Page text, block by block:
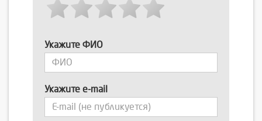
Укажите ФИО
Укажите e-mail